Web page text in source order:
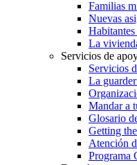
Familias
Nuevas
Habitantes
La
Servicios de
Servicios
La
Mandar a
Glosario
Getting
Atención
Programa